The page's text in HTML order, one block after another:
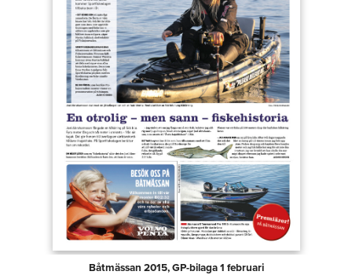
Båtmässan 2015, GP-bilaga 1 februari